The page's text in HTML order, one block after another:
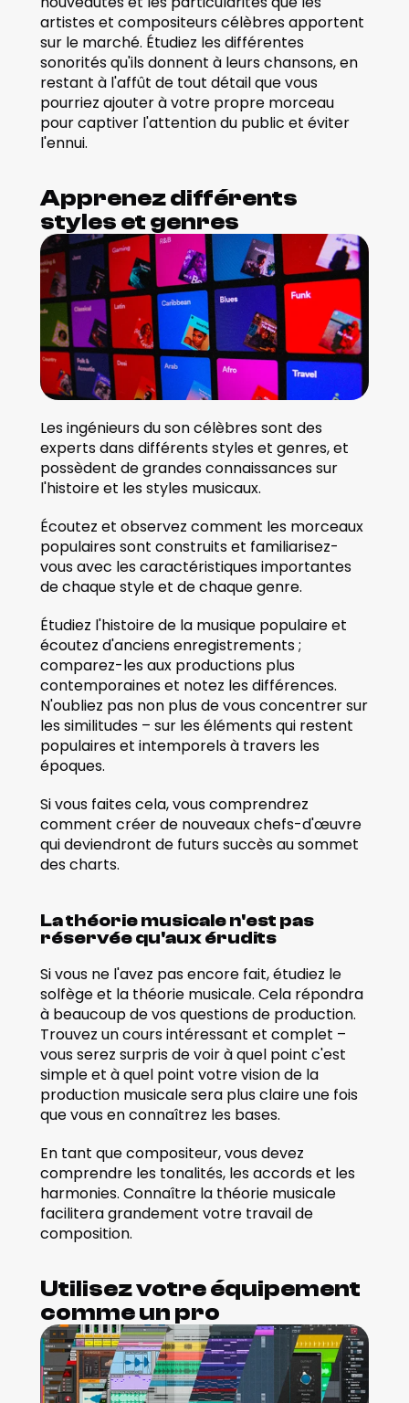
artistes et compositeurs célèbres apportent
sur le marché. Étudiez les différentes
sonorités qu'ils donnent à leurs chansons, en
restant à l'affût de tout détail que vous
pourriez ajouter à votre propre morceau
pour captiver l'attention du public et éviter
l'ennui.
Apprenez différents
styles et genres
Les ingénieurs du son célèbres sont des
experts dans différents styles et genres, et
possèdent de grandes connaissances sur
l'histoire et les styles musicaux.
Écoutez et observez comment les morceaux
populaires sont construits et familiarisez-
vous avec les caractéristiques importantes
de chaque style et de chaque genre.
Étudiez l'histoire de la musique populaire et
écoutez d'anciens enregistrements ;
comparez-les aux productions plus
contemporaines et notez les différences.
N'oubliez pas non plus de vous concentrer sur
les similitudes – sur les éléments qui restent
populaires et intemporels à travers les
époques.
Si vous faites cela, vous comprendrez
comment créer de nouveaux chefs-d'œuvre
qui deviendront de futurs succès au sommet
des charts.
La théorie musicale n'est pas
réservée qu'aux érudits
Si vous ne l'avez pas encore fait, étudiez le
solfège et la théorie musicale. Cela répondra
à beaucoup de vos questions de production.
Trouvez un cours intéressant et complet –
vous serez surpris de voir à quel point c'est
simple et à quel point votre vision de la
production musicale sera plus claire une fois
que vous en connaîtrez les bases.
En tant que compositeur, vous devez
comprendre les tonalités, les accords et les
harmonies. Connaître la théorie musicale
facilitera grandement votre travail de
composition.
Utilisez votre équipement
comme un pro